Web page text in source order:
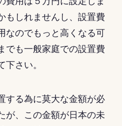
もしれませんし、設置費
なのでもっと高くなる可
でも一般家庭での設置費
下さい。
する為に莫大な金額が必
が、この金額が日本の未